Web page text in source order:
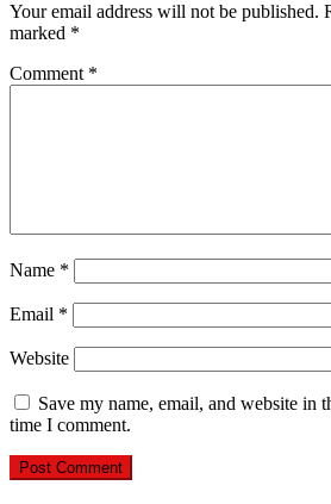
Your email address will not be published.
marked *
Comment *
Name *
Email *
Website
Save my name, email, and website in
time I comment.